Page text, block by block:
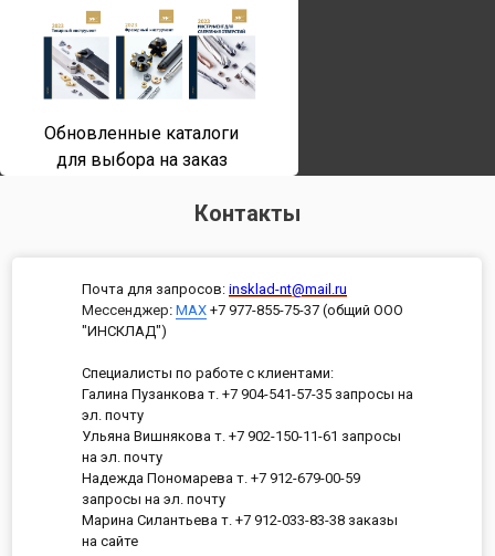
Обновленные каталоги
для выбора на заказ
Контакты
Почта для запросов: insklad-nt@mail.ru
Мессенджер: MAX +7 977-855-75-37 (общий ООО
"ИНСКЛАД")
Специалисты по работе с клиентами:
Галина Пузанкова т. +7 904-541-57-35 запросы на
эл. почту
Ульяна Вишнякова т. +7 902-150-11-61 запросы
на эл. почту
Надежда Пономарева т. +7 912-679-00-59
запросы на эл. почту
Марина Силантьева т. +7 912-033-83-38 заказы
на сайте